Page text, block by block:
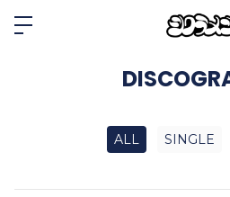
ALL SINGLE